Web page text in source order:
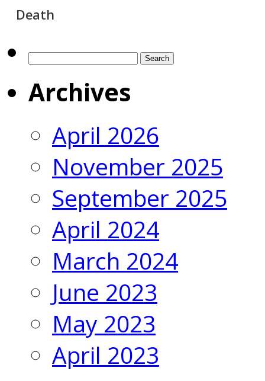
Death
Search
Archives
April 2026
November 2025
September 2025
April 2024
March 2024
June 2023
May 2023
April 2023